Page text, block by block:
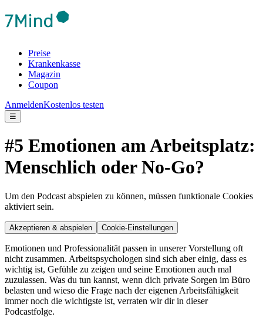
Preise
Krankenkasse
Magazin
Coupon
AnmeldenKostenlos testen
☰
#5 Emotionen am Arbeitsplatz:
Menschlich oder No-Go?
Um den Podcast abspielen zu können, müssen funktionale Cookies
aktiviert sein.
Akzeptieren & abspielen Cookie-Einstellungen
Emotionen und Professionalität passen in unserer Vorstellung oft
nicht zusammen. Arbeitspsychologen sind sich aber einig, dass es
wichtig ist, Gefühle zu zeigen und seine Emotionen auch mal
zuzulassen. Was du tun kannst, wenn dich private Sorgen im Büro
belasten und wieso die Frage nach der eigenen Arbeitsfähigkeit
immer noch die wichtigste ist, verraten wir dir in dieser
Podcastfolge.